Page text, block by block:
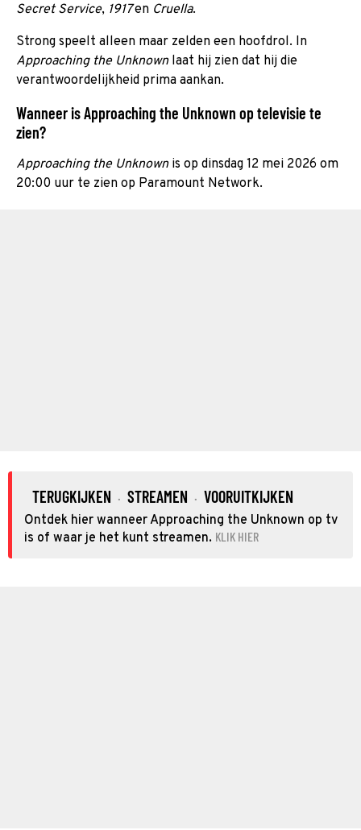
Secret Service, 1917en Cruella.
Strong speelt alleen maar zelden een hoofdrol. In
Approaching the Unknownlaat hij zien dat hij die
verantwoordelijkheid prima aankan.
Wanneer is Approaching the Unknown op televisie te
zien?
Approaching the Unknownis op dinsdag 12 mei 2026 om
20:00 uur te zien op Paramount Network.
TERUGKIJKEN · STREAMEN · VOORUITKIJKEN
Ontdek hier wanneer Approaching the Unknown op tv
is of waar je het kunt streamen. KLIK HIER